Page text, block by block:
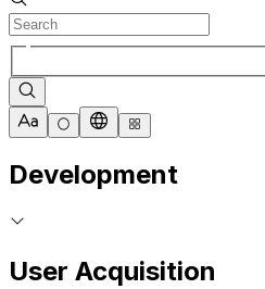
Development
User Acquisition